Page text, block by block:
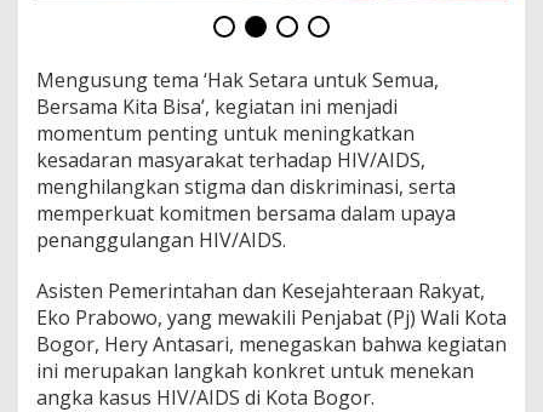
Mengusung tema ‘Hak Setara untuk Semua,
Bersama Kita Bisa’, kegiatan ini menjadi
momentum penting untuk meningkatkan
kesadaran masyarakat terhadap HIV/AIDS,
menghilangkan stigma dan diskriminasi, serta
memperkuat komitmen bersama dalam upaya
penanggulangan HIV/AIDS.
Asisten Pemerintahan dan Kesejahteraan Rakyat,
Eko Prabowo, yang mewakili Penjabat (Pj) Wali Kota
Bogor, Hery Antasari, menegaskan bahwa kegiatan
ini merupakan langkah konkret untuk menekan
angka kasus HIV/AIDS di Kota Bogor.